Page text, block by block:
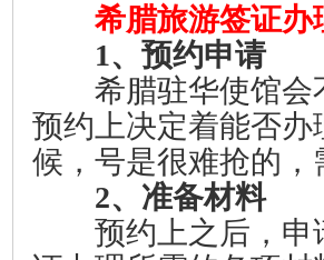
希腊旅游签证办
1、预约申请
希腊驻华使馆会
预约上决定着能否
候，号是很难抢的
2、准备材料
预约上之后，申